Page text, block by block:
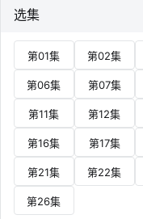
选集
第01集 第02集
第06集 第07集
第11集 第12集
第16集 第17集
第21集 第22集
第26集